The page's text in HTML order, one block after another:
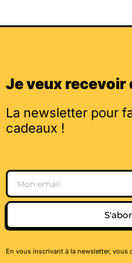
Je veux recevoir
La newsletter pour
cadeaux !
Email
En vous inscrivant à la newsletter, vous